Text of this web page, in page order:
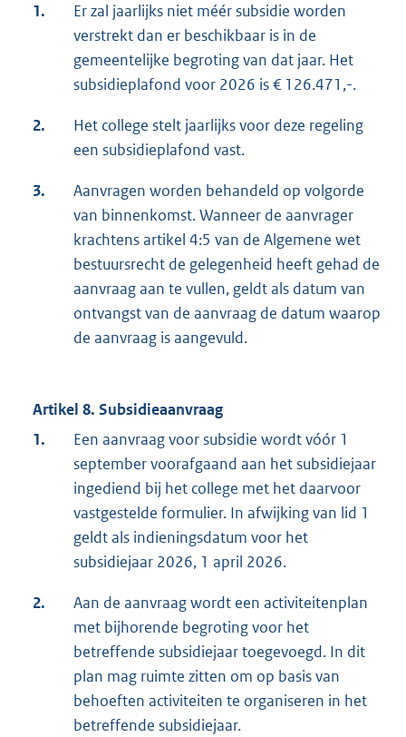
1.
Er zal jaarlijks niet méér subsidie worden
verstrekt dan er beschikbaar is in de
gemeentelijke begroting van dat jaar. Het
subsidieplafond voor 2026 is € 126.471,-.
2.
Het college stelt jaarlijks voor deze regeling
een subsidieplafond vast.
3.
Aanvragen worden behandeld op volgorde
van binnenkomst. Wanneer de aanvrager
krachtens artikel 4:5 van de Algemene wet
bestuursrecht de gelegenheid heeft gehad de
aanvraag aan te vullen, geldt als datum van
ontvangst van de aanvraag de datum waarop
de aanvraag is aangevuld.
Artikel 8. Subsidieaanvraag
1.
Een aanvraag voor subsidie wordt vóór 1
september voorafgaand aan het subsidiejaar
ingediend bij het college met het daarvoor
vastgestelde formulier. In afwijking van lid 1
geldt als indieningsdatum voor het
subsidiejaar 2026, 1 april 2026.
2.
Aan de aanvraag wordt een activiteitenplan
met bijhorende begroting voor het
betreffende subsidiejaar toegevoegd. In dit
plan mag ruimte zitten om op basis van
behoeften activiteiten te organiseren in het
betreffende subsidiejaar.